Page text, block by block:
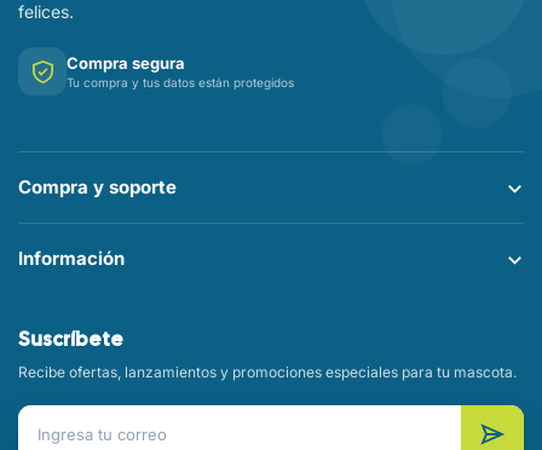
felices.
Compra segura
Tu compra y tus datos están protegidos
Compra y soporte
Información
Suscríbete
Recibe ofertas, lanzamientos y promociones especiales para tu mascota.
Correo electrónico